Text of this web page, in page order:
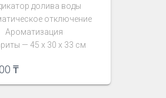
долива воды
отключение
Ароматизация
— 45 х 30 х 33 см
₸